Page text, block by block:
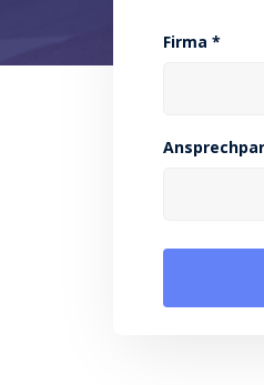
Firma *